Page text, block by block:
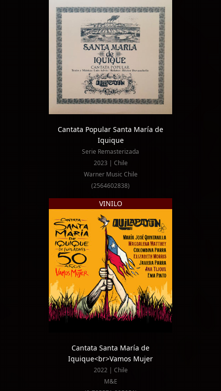
Cantata Popular Santa María de
Iquique
Serie Remasterizada
2023 | Chile
Warner Music Chile
(2564602838)
VINILO
Cantata Santa María de
Iquique<br>Vamos Mujer
2022 | Chile
M&E